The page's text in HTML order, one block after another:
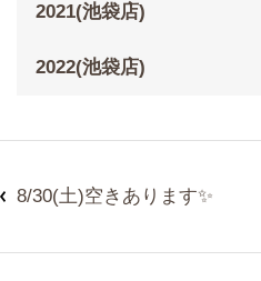
2021(池袋店)
2022(池袋店)
8/30(土)空きあります✨